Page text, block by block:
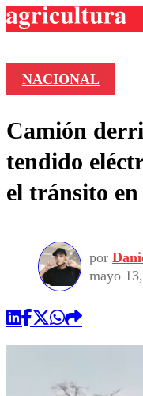
Colo
Torneo
Opinión
NACIONAL
Camión
tendido
el tránsito
por
mayo